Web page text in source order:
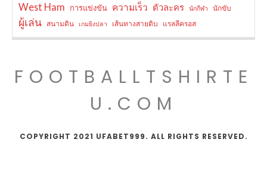
West Ham การแข่งขัน ความเร็ว ตัวละคร นักกีฬา นักขับ
ผู้เล่น สนามดิน เกมยิงปลา เส้นทางสายดิบ แรลลีครอส
FOOTBALLTSHIRTE
U.COM
COPYRIGHT 2021 UFABET999. ALL RIGHTS RESERVED.